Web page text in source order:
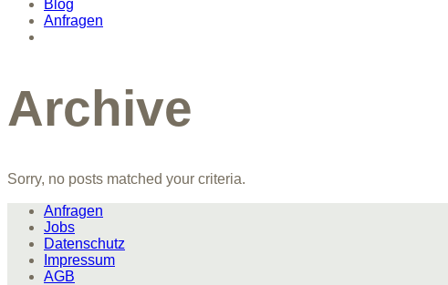
Blog
Anfragen
Archive
Sorry, no posts matched your criteria.
Anfragen
Jobs
Datenschutz
Impressum
AGB